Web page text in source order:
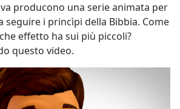
producono una serie animata per
seguire i princìpi della Bibbia. Come
effetto ha sui più piccoli?
questo video.